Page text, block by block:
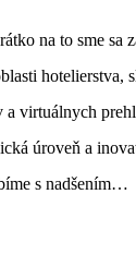
na to sme
virtuálnych
úroveň a
s nadšením…